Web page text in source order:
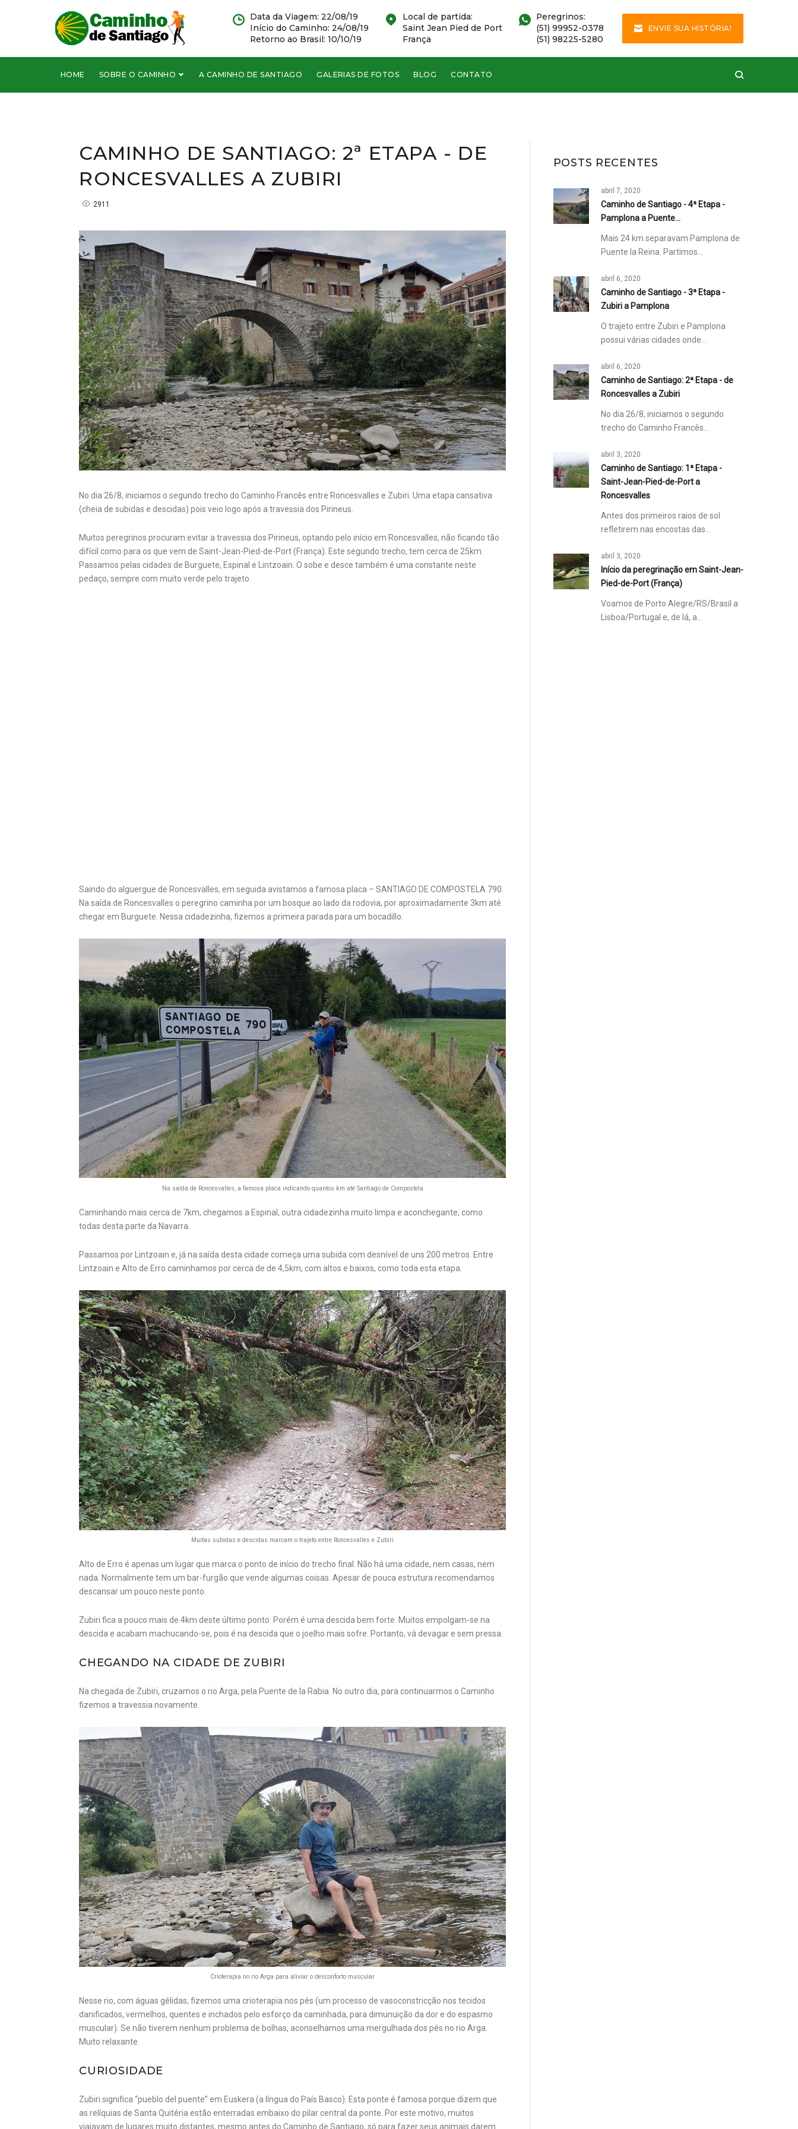
Data da Viagem: 22/08/19
Início do Caminho: 24/08/19
Retorno ao Brasil: 10/10/19
Local de partida:
Saint Jean Pied de Port
França
Peregrinos:
(51) 99952-0378
(51) 98225-5280
ENVIE SUA HISTÓRIA!
HOME SOBRE O CAMINHO A CAMINHO DE SANTIAGO GALERIAS DE FOTOS BLOG CONTATO
CAMINHO DE SANTIAGO: 2ª ETAPA - DE
RONCESVALLES A ZUBIRI
2911
No dia 26/8, iniciamos o segundo trecho do Caminho Francês entre Roncesvalles e Zubiri. Uma etapa cansativa
(cheia de subidas e descidas) pois veio logo após a travessia dos Pirineus.
Muitos peregrinos procuram evitar a travessia dos Pirineus, optando pelo início em Roncesvalles, não ficando tão
difícil como para os que vem de Saint-Jean-Pied-de-Port (França). Este segundo trecho, tem cerca de 25km.
Passamos pelas cidades de Burguete, Espinal e Lintzoain. O sobe e desce também é uma constante neste
pedaço, sempre com muito verde pelo trajeto.
Saindo do alguergue de Roncesvalles, em seguida avistamos a famosa placa – SANTIAGO DE COMPOSTELA 790.
Na saída de Roncesvalles o peregrino caminha por um bosque ao lado da rodovia, por aproximadamente 3km até
chegar em Burguete. Nessa cidadezinha, fizemos a primeira parada para um bocadillo.
Na saída de Roncesvalles, a famosa placa indicando quantos km até Santiago de Compostela
Caminhando mais cerca de 7km, chegamos a Espinal, outra cidadezinha muito limpa e aconchegante, como
todas desta parte da Navarra.
Passamos por Lintzoain e, já na saída desta cidade começa uma subida com desnível de uns 200 metros. Entre
Lintzoain e Alto de Erro caminhamos por cerca de de 4,5km, com altos e baixos, como toda esta etapa.
Muitas subidas e descidas marcam o trajeto entre Roncesvalles e Zubiri
Alto de Erro é apenas um lugar que marca o ponto de início do trecho final. Não há uma cidade, nem casas, nem
nada. Normalmente tem um bar-furgão que vende algumas coisas. Apesar de pouca estrutura recomendamos
descansar um pouco neste ponto.
Zubiri fica a pouco mais de 4km deste último ponto. Porém é uma descida bem forte. Muitos empolgam-se na
descida e acabam machucando-se, pois é na descida que o joelho mais sofre. Portanto, vá devagar e sem pressa.
CHEGANDO NA CIDADE DE ZUBIRI
Na chegada de Zubiri, cruzamos o rio Arga, pela Puente de la Rabia. No outro dia, para continuarmos o Caminho
fizemos a travessia novamente.
Crioterapia no rio Arga para aliviar o desconforto muscular
Nesse rio, com águas gélidas, fizemos uma crioterapia nos pés (um processo de vasoconstricção nos tecidos
danificados, vermelhos, quentes e inchados pelo esforço da caminhada, para dimunuição da dor e do espasmo
muscular). Se não tiverem nenhum problema de bolhas, aconselhamos uma mergulhada dos pés no rio Arga.
Muito relaxante.
CURIOSIDADE
Zubiri significa “pueblo del puente” em Euskera (a língua do País Basco). Esta ponte é famosa porque dizem que
as relíquias de Santa Quitéria estão enterradas embaixo do pilar central da ponte. Por este motivo, muitos
viajavam de lugares muito distantes, mesmo antes do Caminho de Santiago, só para fazer seus animais darem
POSTS RECENTES
abril 7, 2020
Caminho de Santiago - 4ª Etapa -
Pamplona a Puente…
Mais 24 km separavam Pamplona de
Puente la Reina. Partimos…
abril 6, 2020
Caminho de Santiago - 3ª Etapa -
Zubiri a Pamplona
O trajeto entre Zubiri e Pamplona
possui várias cidades onde…
abril 6, 2020
Caminho de Santiago: 2ª Etapa - de
Roncesvalles a Zubiri
No dia 26/8, iniciamos o segundo
trecho do Caminho Francês…
abril 3, 2020
Caminho de Santiago: 1ª Etapa -
Saint-Jean-Pied-de-Port a
Roncesvalles
Antes dos primeiros raios de sol
refletirem nas encostas das…
abril 3, 2020
Início da peregrinação em Saint-Jean-
Pied-de-Port (França)
Voamos de Porto Alegre/RS/Brasil a
Lisboa/Portugal e, de lá, a…